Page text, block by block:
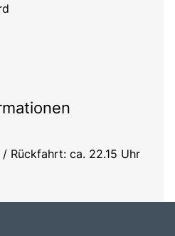
Rückfahrt: ca. 22.15 Uhr